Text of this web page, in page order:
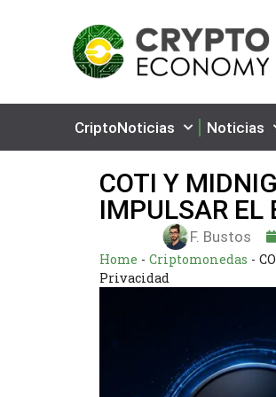
CriptoNoticias Noticias
COTI Y
IMPULSAR EL
F. Bustos
Home - Criptomonedas -
Privacidad